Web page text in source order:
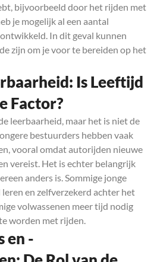
bijvoorbeeld door het rijden met
je mogelijk al een aantal
In dit geval kunnen
zijn om je voor te bereiden op het
Is Leeftijd
Factor?
leerbaarheid, maar het is niet de
bestuurders hebben vaak
vooral omdat autorijden nieuwe
vereist. Het is echter belangrijk
anders is. Sommige jonge
en zelfverzekerd achter het
volwassenen meer tijd nodig
worden met rijden.
en -